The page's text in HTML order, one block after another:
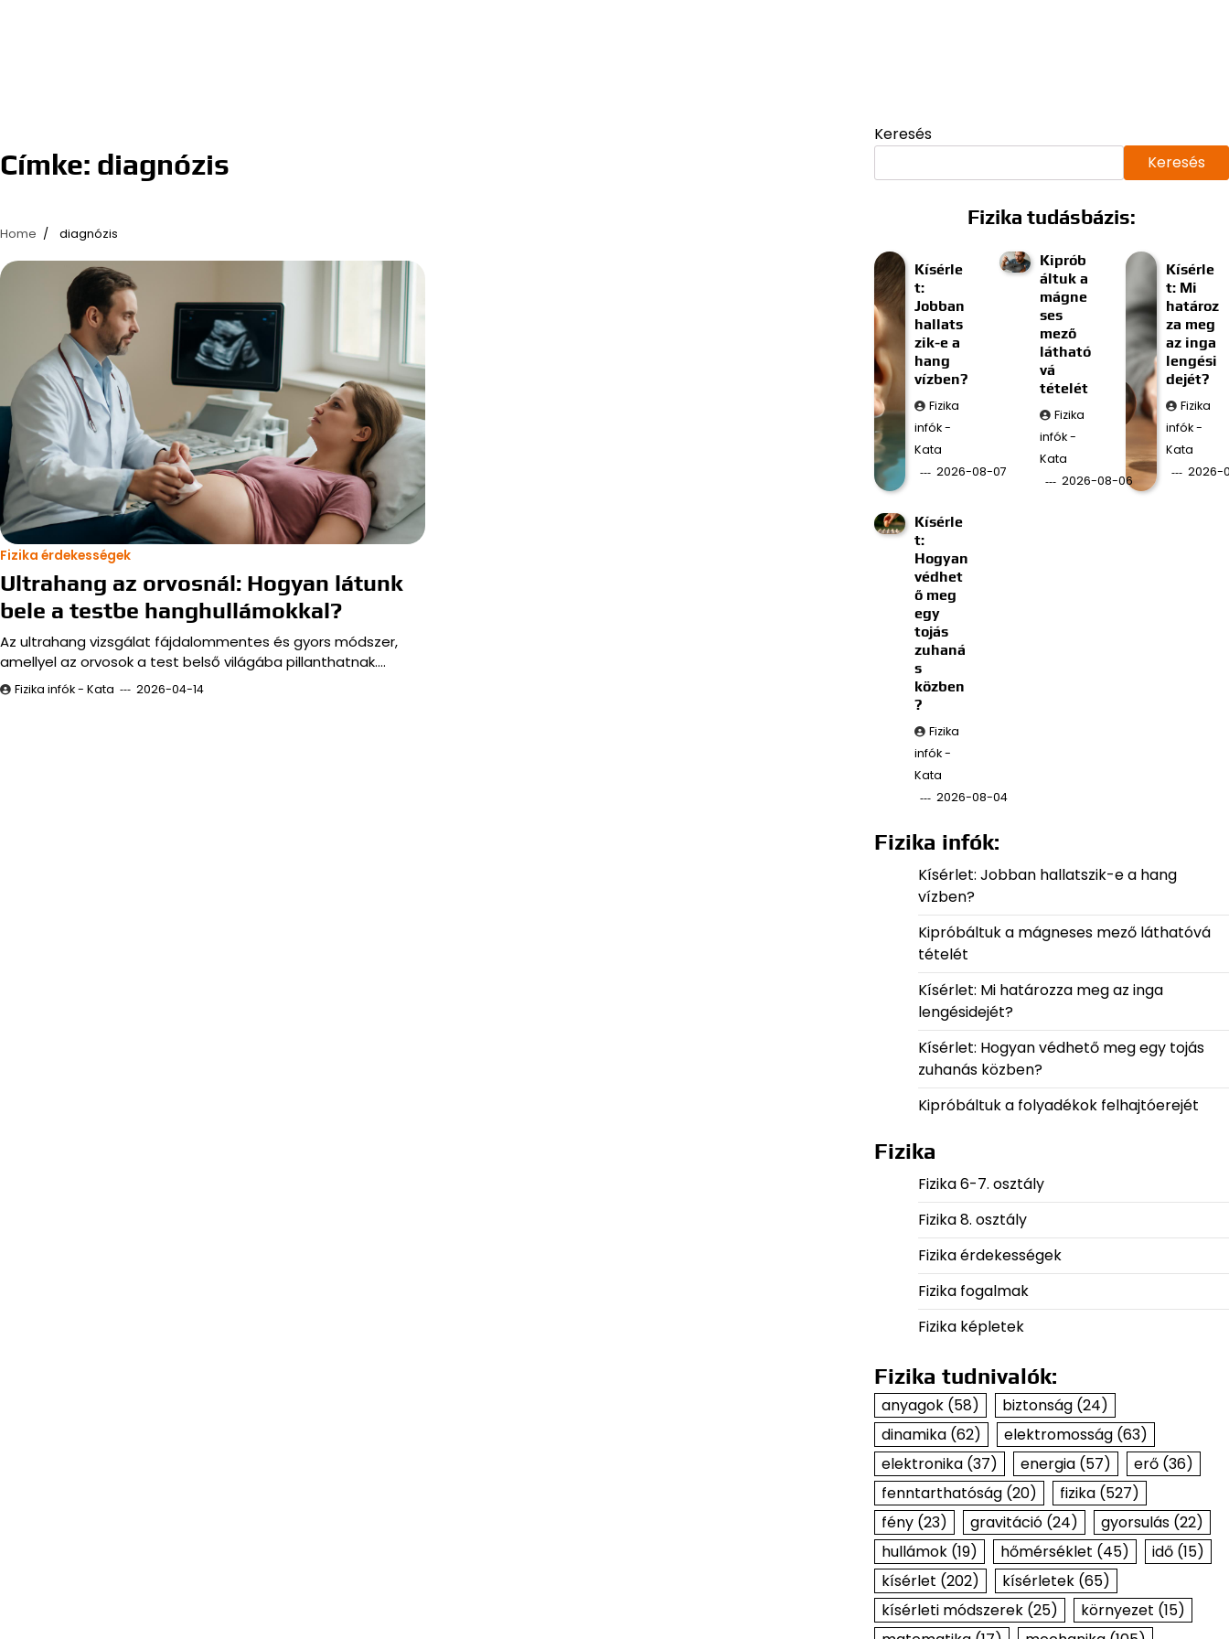
Címke: diagnózis
Home diagnózis
Fizika érdekességek
Ultrahang az orvosnál: Hogyan látunk
bele a testbe hanghullámokkal?
Az ultrahang vizsgálat fájdalommentes és gyors módszer,
amellyel az orvosok a test belső világába pillanthatnak.…
Fizika infók - Kata 2026-04-14
Keresés
Keresés
Fizika tudásbázis:
Kísérle
t:
Jobban
hallats
zik-e a
hang
vízben?
Fizika
infók -
Kata
2026-08-07
Kiprób
áltuk a
mágne
ses
mező
látható
vá
tételét
Fizika
infók -
Kata
2026-08-06
Kísérle
t: Mi
határoz
za meg
az inga
lengési
dejét?
Fizika
infók -
Kata
2026-
Kísérle
t:
Hogyan
védhet
ő meg
egy
tojás
zuhaná
s
közben
?
Fizika
infók -
Kata
2026-08-04
Fizika infók:
Kísérlet: Jobban hallatszik-e a hang
vízben?
Kipróbáltuk a mágneses mező láthatóvá
tételét
Kísérlet: Mi határozza meg az inga
lengésidejét?
Kísérlet: Hogyan védhető meg egy tojás
zuhanás közben?
Kipróbáltuk a folyadékok felhajtóerejét
Fizika
Fizika 6-7. osztály
Fizika 8. osztály
Fizika érdekességek
Fizika fogalmak
Fizika képletek
Fizika tudnivalók:
anyagok(58) biztonság(24)
dinamika(62) elektromosság(63)
elektronika(37) energia(57) erő(36)
fenntarthatóság(20) fizika(527)
fény(23) gravitáció(24) gyorsulás(22)
hullámok(19) hőmérséklet (45) idő(15)
kísérlet (202) kísérletek(65)
kísérleti módszerek(25) környezet (15)